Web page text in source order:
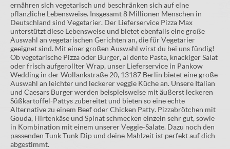
ernähren sich vegetarisch und beschränken sich auf eine
pflanzliche Lebensweise. Insgesamt 8 Millionen Menschen in
Deutschland sind Vegetarier. Der Lieferservice Pizza Max
unterstützt diese Lebensweise und bietet ebenfalls eine große
Auswahl an vegetarischen Gerichten an, die für Vegetarier
geeignet sind. Mit einer großen Auswahl wirst du bei uns fündig!
Ob vegetarische Pizza oder Burger, al dente Pasta, knackiger Salat
oder frisch aufgerollter Wrap, unser Lieferservice in Pankow
Wedding in der Wollankstraße 20, 13187 Berlin bietet eine große
Auswahl an leichter und leckerer veggie Küche an. Unsere Italian
und Caesars Burger werden beispielsweise mit äußerst leckeren
Süßkartoffel-Pattys zubereitet und bieten so eine echte
Alternative zu einem Beef oder Chicken Patty. Pizzabrötchen mit
Gouda, Hirtenkäse und Spinat schmecken einzeln sehr gut, sowie
in Kombination mit einem unserer Veggie-Salate. Dazu noch den
passenden Tunk Tunk Dip und deine Mahlzeit ist perfekt auf dich
abgestimmt.